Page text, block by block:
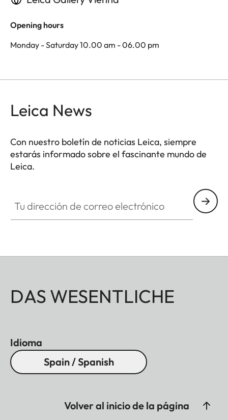
Opening hours
Monday - Saturday 10.00 am - 06.00 pm
Leica News
Con nuestro boletín de noticias Leica, siempre
estarás informado sobre el fascinante mundo de
Leica.
DAS WESENTLICHE
Idioma
Spain / Spanish
Volver al inicio de la página